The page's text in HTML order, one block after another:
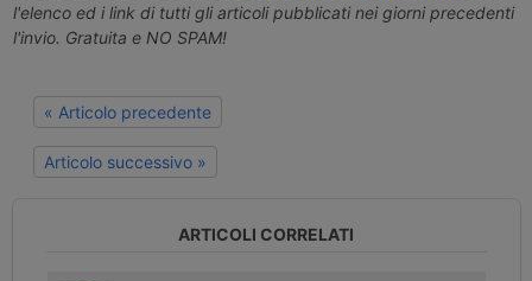
l'elenco ed i link di tutti gli articoli pubblicati nei giorni precedenti
l'invio. Gratuita e NO SPAM!
« Articolo precedente
Articolo successivo »
ARTICOLI CORRELATI